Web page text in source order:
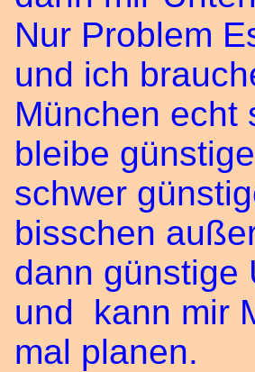
Nur Problem
und ich
München echt
bleibe
schwer
bisschen
dann
und kann mir
mal planen.